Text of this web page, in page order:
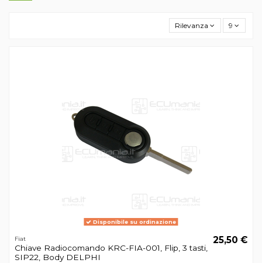
Rilevanza 9
Disponibile su ordinazione
Fiat
Chiave Radiocomando KRC-FIA-001, Flip, 3 tasti,
SIP22, Body DELPHI
25,50 €